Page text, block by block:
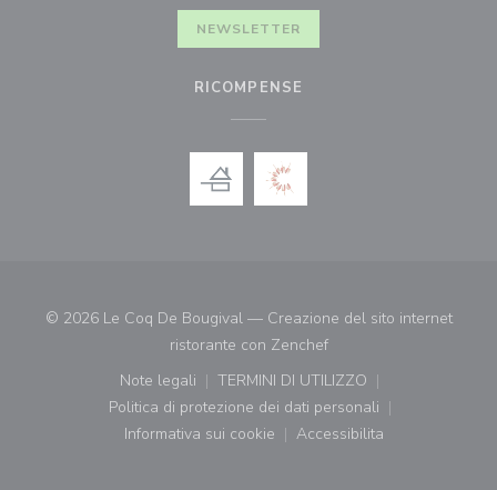
NEWSLETTER
RICOMPENSE
© 2026 Le Coq De Bougival — Creazione del sito internet
ristorante con Zenchef((apre una nuova
Note legali
((apre una nuova finestra))
TERMINI DI UTILIZZO
((apre una nuova finestra))
Politica di protezione dei dati personali
((apre una nuova finestra))
Informativa sui cookie
((apre una nuova finestra))
Accessibilita
((apre una nuova